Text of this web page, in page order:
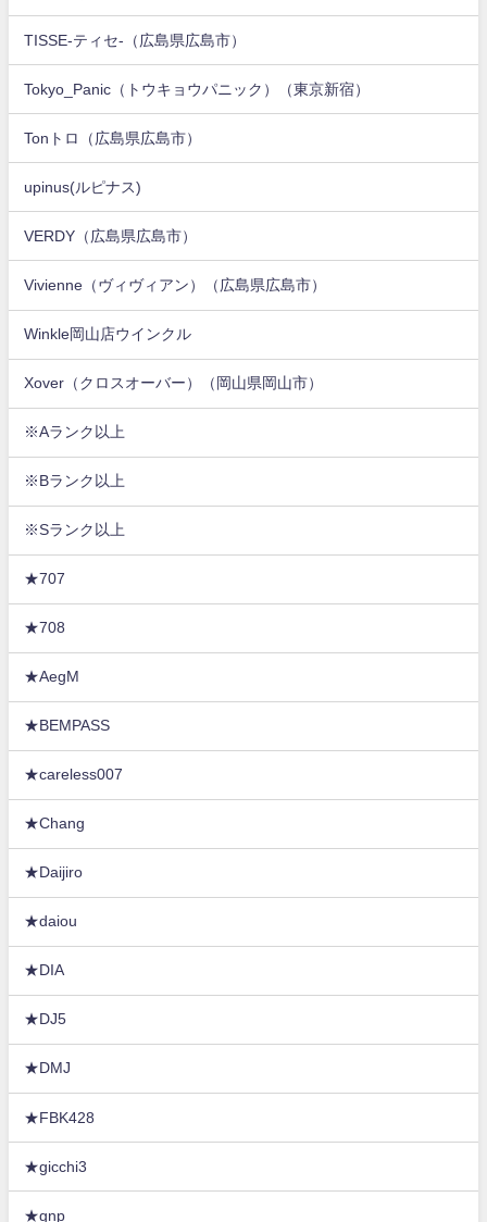
TISSE-ティセ-（広島県広島市）
Tokyo_Panic（トウキョウパニック）（東京新宿）
Tonトロ（広島県広島市）
upinus(ルピナス)
VERDY（広島県広島市）
Vivienne（ヴィヴィアン）（広島県広島市）
Winkle岡山店ウインクル
Xover（クロスオーバー）（岡山県岡山市）
※Aランク以上
※Bランク以上
※Sランク以上
★707
★708
★AegM
★BEMPASS
★careless007
★Chang
★Daijiro
★daiou
★DIA
★DJ5
★DMJ
★FBK428
★gicchi3
★gnp